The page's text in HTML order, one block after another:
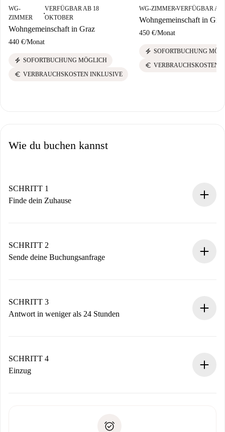
WG-
ZIMMER
■
VERFÜGBAR AB 18
OKTOBER
Wohngemeinschaft in Graz
440 €/Monat
electric_bolt SOFORTBUCHUNG MÖGLICH
euro VERBRAUCHSKOSTEN INKLUSIVE
WG-ZIMMER■VERFÜGBAR AB
Wohngemeinschaft in Graz
450 €/Monat
electric_bolt SOFORTBUCHUNG
euro VERBRAUCHSKOSTEN
Wie du buchen kannst
SCHRITT 1
Finde dein Zuhause
Du erhältst alle notwendigen Informationen im Voraus.
SCHRITT 2
Sende deine Buchungsanfrage
Denk daran, dass wir dich erst belasten, wenn der
Vermieter zustimmt.
SCHRITT 3
Antwort in weniger als 24 Stunden
stellen den Kontakt her.
Wenn der Vermieter ablehnen muss, entstehen keine
SCHRITT 4
Einzug